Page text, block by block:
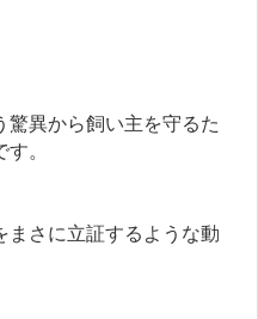
異から飼い主を守るた
。
さに立証するような動